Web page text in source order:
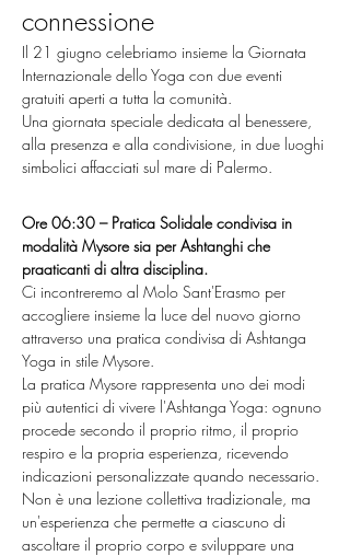
connessione
Il 21 giugno celebriamo insieme la Giornata
Internazionale dello Yoga con due eventi
gratuiti aperti a tutta la comunità.
Una giornata speciale dedicata al benessere,
alla presenza e alla condivisione, in due luoghi
simbolici affacciati sul mare di Palermo.
Ore 06:30 – Pratica Solidale condivisa in
modalità Mysore sia per Ashtanghi che
praaticanti di altra disciplina.
Ci incontreremo al Molo Sant'Erasmo per
accogliere insieme la luce del nuovo giorno
attraverso una pratica condivisa di Ashtanga
Yoga in stile Mysore.
La pratica Mysore rappresenta uno dei modi
più autentici di vivere l'Ashtanga Yoga: ognuno
procede secondo il proprio ritmo, il proprio
respiro e la propria esperienza, ricevendo
indicazioni personalizzate quando necessario.
Non è una lezione collettiva tradizionale, ma
un'esperienza che permette a ciascuno di
ascoltare il proprio corpo e sviluppare una